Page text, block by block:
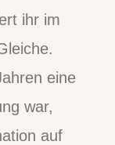
ihr im
eine
war,
auf